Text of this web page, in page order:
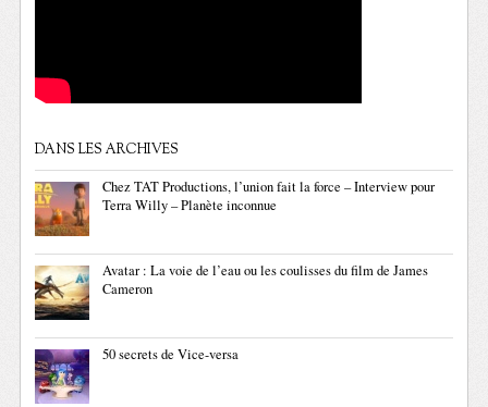
DANS LES ARCHIVES
Chez TAT Productions, l’union fait la force – Interview pour
Terra Willy – Planète inconnue
Avatar : La voie de l’eau ou les coulisses du film de James
Cameron
50 secrets de Vice-versa